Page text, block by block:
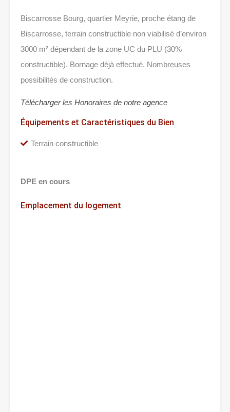
Biscarrosse Bourg, quartier Meyrie, proche étang de
Biscarrosse, terrain constructible non viabilisé d’environ
3000 m² dépendant de la zone UC du PLU (30%
constructible). Bornage déjà effectué. Nombreuses
possibilités de construction.
Télécharger les Honoraires de notre agence
Équipements et Caractéristiques du Bien
Terrain constructible
DPE en cours
Emplacement du logement